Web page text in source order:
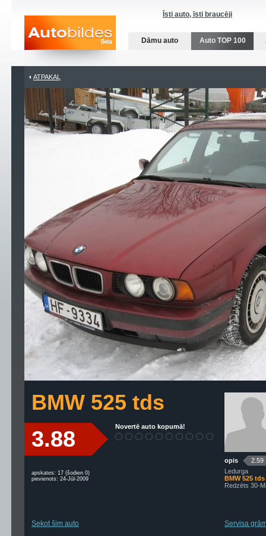
Īsti auto, īsti braucēji
Dāmu auto Auto TOP 100
ATPAKAĻ
BMW 525 tds
3.88 Novertē auto kopumā!
apskates: 17 (šodien 0)
pievienots: 24-Jūl-2009
Sekot šim auto
opis
2.59
Ledurga
BMW 525 tds
Redzēts 30-
Servisa